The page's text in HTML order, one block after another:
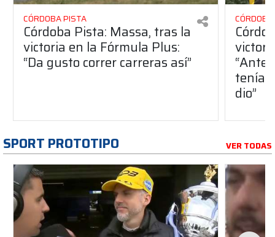
CÓRDOBA PISTA
Córdoba Pista: Massa, tras la
victoria en la Fórmula Plus:
“Da gusto correr carreras así”
dio”
SPORT PROTOTIPO VER TODAS